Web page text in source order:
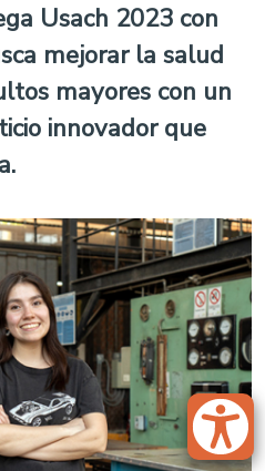
Usach 2023 con
mejorar la salud
mayores con un
innovador que